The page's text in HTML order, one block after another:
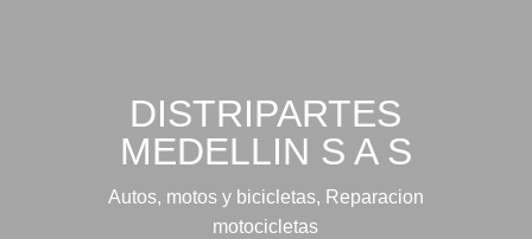
DISTRIPARTES
MEDELLIN S A S
Autos, motos y bicicletas, Reparacion
motocicletas